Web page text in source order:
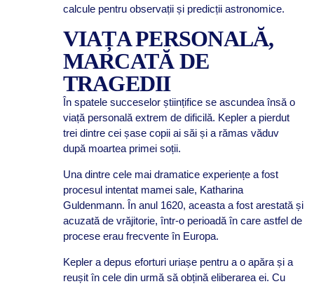
calcule pentru observații și predicții astronomice.
VIAȚA PERSONALĂ,
MARCATĂ DE
TRAGEDII
În spatele succeselor științifice se ascundea însă o
viață personală extrem de dificilă. Kepler a pierdut
trei dintre cei șase copii ai săi și a rămas văduv
după moartea primei soții.
Una dintre cele mai dramatice experiențe a fost
procesul intentat mamei sale, Katharina
Guldenmann. În anul 1620, aceasta a fost arestată și
acuzată de vrăjitorie, într-o perioadă în care astfel de
procese erau frecvente în Europa.
Kepler a depus eforturi uriașe pentru a o apăra și a
reușit în cele din urmă să obțină eliberarea ei. Cu